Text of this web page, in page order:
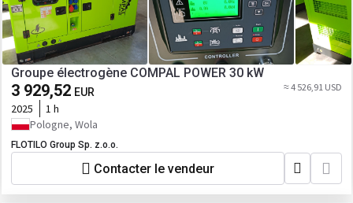
Groupe électrogène COMPAL POWER 30 kW
3 929,52 EUR ≈ 4 526,91 USD
2025
1 h
Pologne, Wola
FLOTILO Group Sp. z.o.o.
Contacter le vendeur